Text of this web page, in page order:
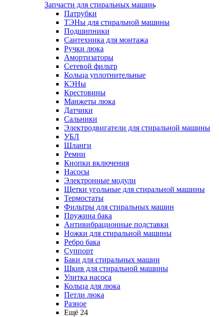
Запчасти для стиральных машин
Патрубки
ТЭНы для стиральной машины
Подшипники
Сантехника для монтажа
Ручки люка
Амортизаторы
Сетевой фильтр
Кольца уплотнительные
КЭНы
Крестовины
Манжеты люка
Датчики
Сальники
Электродвигатели для стиральной машины
УБЛ
Шланги
Ремни
Кнопки включения
Насосы
Электронные модули
Щетки угольные для стиральной машины
Термостаты
Фильтры для стиральных машин
Пружина бака
Антивибрационные подставки
Ножки для стиральной машины
Ребро бака
Суппорт
Баки для стиральных машин
Шкив для стиральной машины
Улитка насоса
Кольца для люка
Петли люка
Разное
Ещё 24